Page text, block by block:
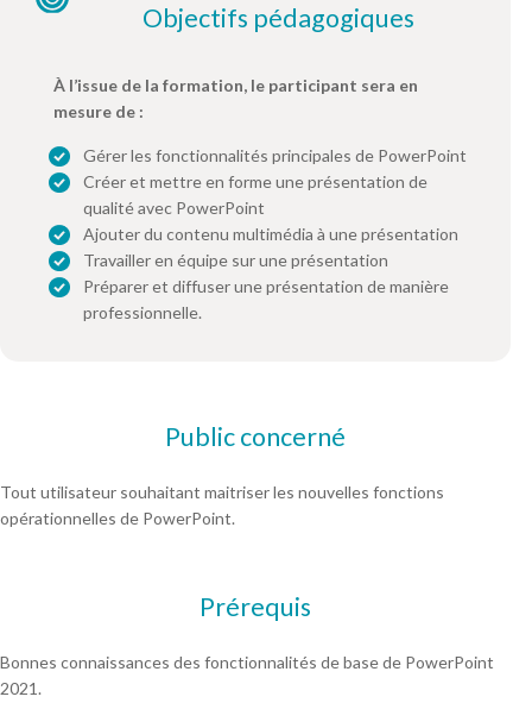
Objectifs pédagogiques
À l’issue de la formation, le participant sera en
mesure de :
Gérer les fonctionnalités principales de PowerPoint
Créer et mettre en forme une présentation de
qualité avec PowerPoint
Ajouter du contenu multimédia à une présentation
Travailler en équipe sur une présentation
Préparer et diffuser une présentation de manière
professionnelle.
Public concerné
Tout utilisateur souhaitant maitriser les nouvelles fonctions
opérationnelles de PowerPoint.
Prérequis
Bonnes connaissances des fonctionnalités de base de PowerPoint
2021.